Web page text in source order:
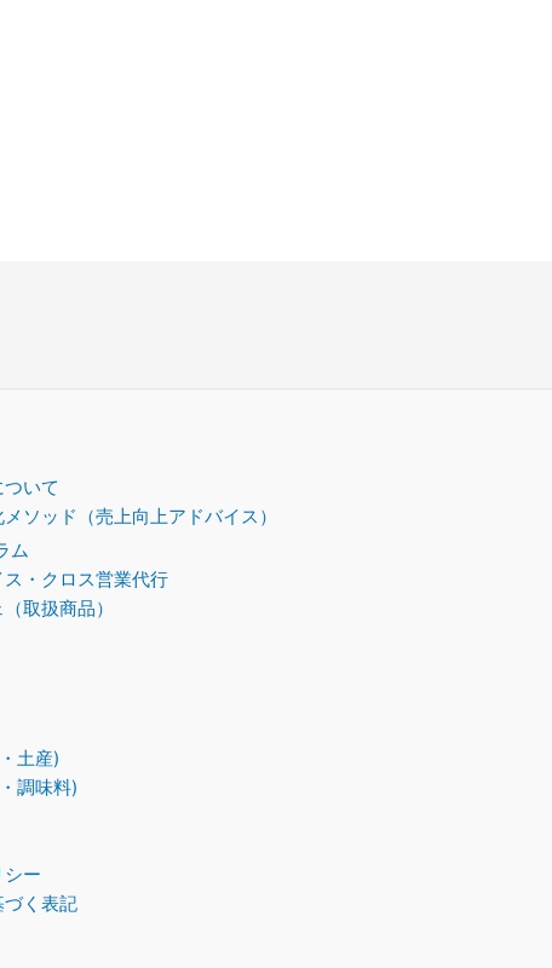
いて
ソッド（売上向上アドバイス）
ム
・クロス営業代行
取扱商品）
土産)
調味料)
ー
く表記